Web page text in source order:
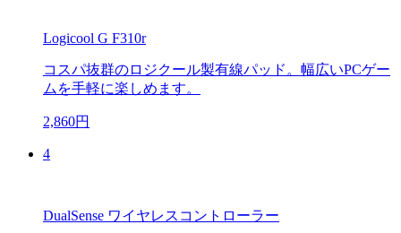
Logicool G F310r
コスパ抜群のロジクール製有線パッド。幅広いPCゲー
ムを手軽に楽しめます。
2,860円
4
DualSense ワイヤレスコントローラー